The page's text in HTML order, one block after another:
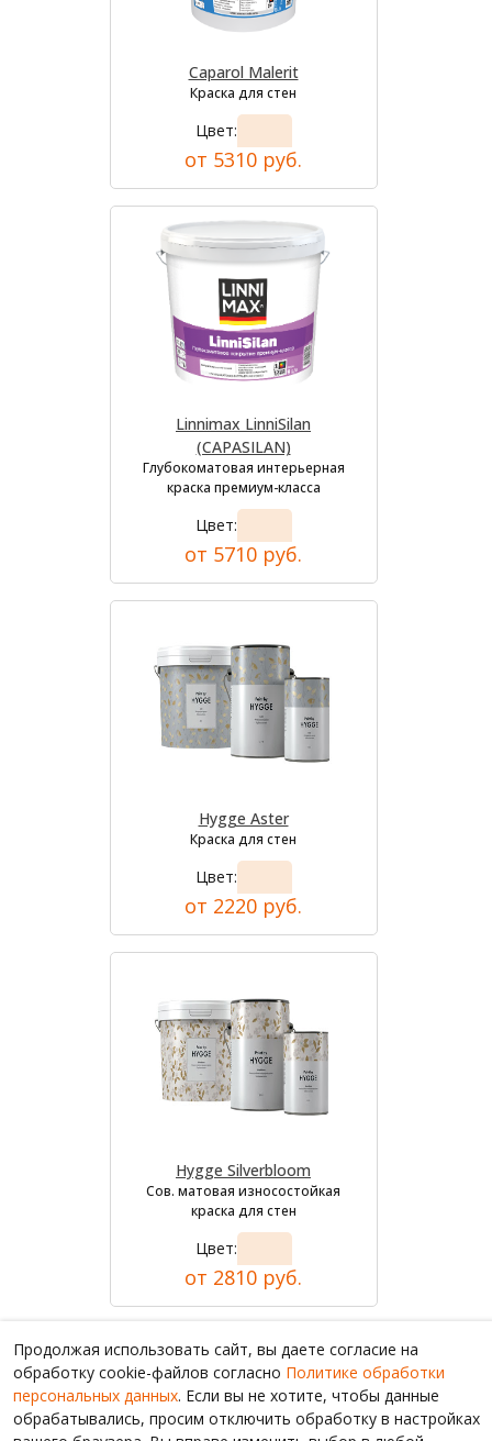
Caparol Malerit
Краска для стен
Цвет:
от 5310 руб.
Linnimax LinniSilan
(CAPASILAN)
Глубокоматовая интерьерная
краска премиум-класса
Цвет:
от 5710 руб.
Hygge Aster
Краска для стен
Цвет:
от 2220 руб.
Hygge Silverbloom
Сов. матовая износостойкая
краска для стен
Цвет:
от 2810 руб.
Продолжая использовать сайт, вы даете согласие на
обработку cookie-файлов согласно Политике обработки
персональных данных. Если вы не хотите, чтобы данные
обрабатывались, просим отключить обработку в настройках